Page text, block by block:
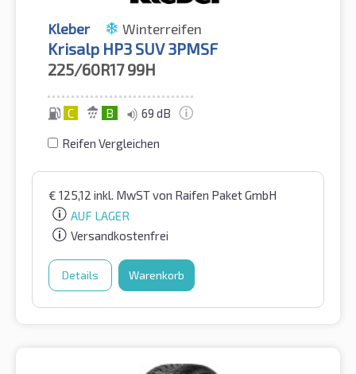
Kleber Winterreifen
Krisalp HP3 SUV 3PMSF
225/60R17 99H
C B 69 dB
Reifen Vergleichen
€ 125,12 inkl. MwSTvon Raifen Paket GmbH
AUF LAGER
Versandkostenfrei
Details Warenkorb